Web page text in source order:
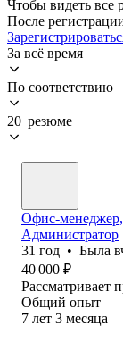
Чтобы видеть все
После
За всё время
По соответствию
20 резюме
Офис-
Администратор
31 год • Была
40 000 ₽
Рассматривает
Общий опыт
7 лет 3 месяца